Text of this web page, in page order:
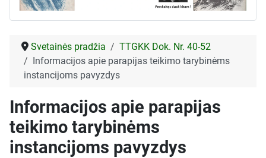
Svetainės pradžia
TTGKK Dok. Nr. 40-52
Informacijos apie parapijas teikimo tarybinėms
instancijoms pavyzdys
Informacijos apie parapijas
teikimo tarybinėms
instancijoms pavyzdys